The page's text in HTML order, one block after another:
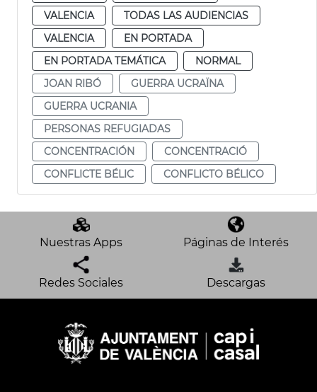
VALENCIA
TODAS LAS AUDIENCIAS
VALENCIA
EN PORTADA
EN PORTADA TEMÁTICA
NORMAL
JOAN RIBÓ
GUERRA UCRAÏNA
GUERRA UCRANIA
PERSONAS REFUGIADAS
CONCENTRACIÓN
CONCENTRACIÓ
CONFLICTE BÉLIC
CONFLICTO BÉLICO
Nuestras Apps Páginas de Interés
Redes Sociales Descargas